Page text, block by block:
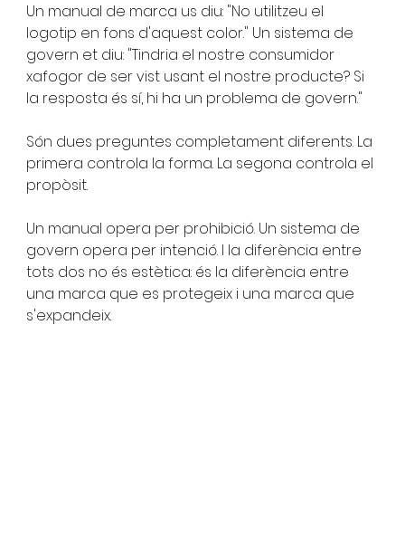
Un manual de marca us diu: "No utilitzeu el
logotip en fons d'aquest color." Un sistema de
govern et diu: "Tindria el nostre consumidor
xafogor de ser vist usant el nostre producte? Si
la resposta és sí, hi ha un problema de govern."
Són dues preguntes completament diferents. La
primera controla la forma. La segona controla el
propòsit.
Un manual opera per prohibició. Un sistema de
govern opera per intenció. I la diferència entre
tots dos no és estètica: és la diferència entre
una marca que es protegeix i una marca que
s'expandeix.